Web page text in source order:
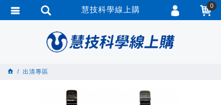
出清專區
慧技科學線上購 0
會員註冊